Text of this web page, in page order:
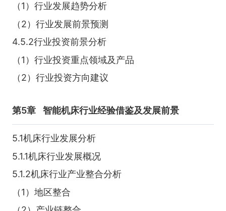
（1）行业发展趋势分析
（2）行业发展前景预测
4.5.2行业投资前景分析
（1）行业投资重点领域及产品
（2）行业投资方向建议
第5章 智能机床行业经验借鉴及发展前景
5.1机床行业发展分析
5.1.1机床行业发展概况
5.1.2机床行业产业整合分析
（1）地区整合